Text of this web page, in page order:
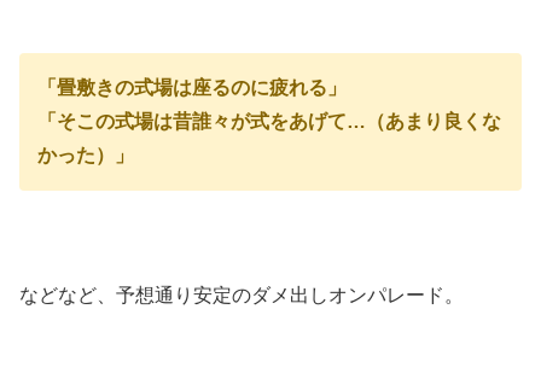
「畳敷きの式場は座るのに疲れる」
「そこの式場は昔誰々が式をあげて…（あまり良くな
かった）」
などなど、予想通り安定のダメ出しオンパレード。